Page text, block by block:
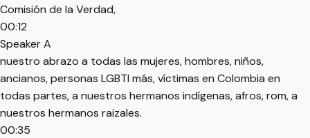
Comisión de la Verdad,
00:12
Speaker A
nuestro abrazo a todas las mujeres, hombres, niños,
ancianos, personas LGBTI más, víctimas en Colombia en
todas partes, a nuestros hermanos indígenas, afros, rom, a
nuestros hermanos raizales.
00:35